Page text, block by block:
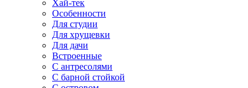
Хай-тек
Особенности
Для студии
Для хрущевки
Для дачи
Встроенные
С антресолями
С барной стойкой